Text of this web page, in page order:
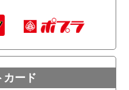
カード